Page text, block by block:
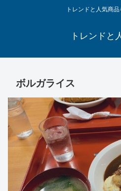
トレンドと人気商
トレンドと
ボルガライス